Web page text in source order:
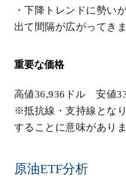
・下降トレンドに勢い
出て間隔が広がってきま
重要な価格
高値36,936ドル 安値
※抵抗線・支持線とな
することに意味がありま
原油ETF分析